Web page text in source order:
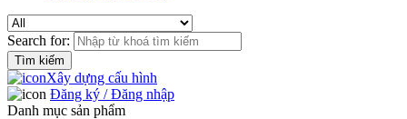
Search for:
Xây dựng cấu hình
Đăng ký / Đăng nhập
Danh mục sản phẩm